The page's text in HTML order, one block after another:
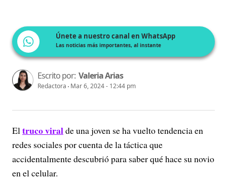
Únete a nuestro canal en WhatsApp
Las noticias más importantes, al instante
Escrito por: Valeria Arias
Redactora Mar 6, 2024 - 12:44 pm
Eltruco viralde una joven se ha vuelto tendencia en
redes sociales por cuenta de la táctica que
accidentalmente descubrió para saber qué hace su novio
en el celular.